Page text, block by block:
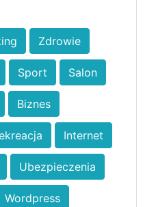
Zdrowie
Sport Salon
Biznes
Internet
Ubezpieczenia
Wordpress